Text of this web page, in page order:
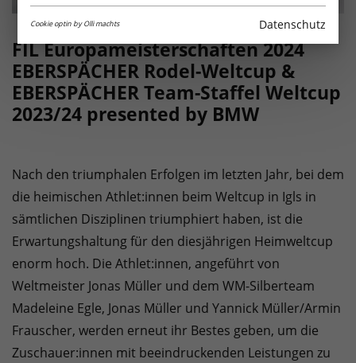
FIL Europameisterschaften 2024
EBERSPÄCHER Rodel-Weltcup &
EBERSPÄCHER Team-Staffel Weltcup
2023/24 presented by BMW
Nach den triumphalen Erfolgen im letzten Jahr, bei dem
die heimischen Athlet:innen beim Weltcup in Igls in
sämtlichen Disziplinen triumphiert haben, ist die
Erwartungshaltung für den diesjährigen Heimweltcup
enorm hoch. Die Athlet:innen, angeführt von
Weltmeister Jonas Müller und dem WM-Silberteam
Madeleine Egle, Jonas Müller und Yannick Müller/Armin
Frauscher, werden erneut ihr Bestes geben, um die
Zuschauer:innen mit beeindruckenden Leistungen zu
Cookie optin by Olli machts Datenschutz